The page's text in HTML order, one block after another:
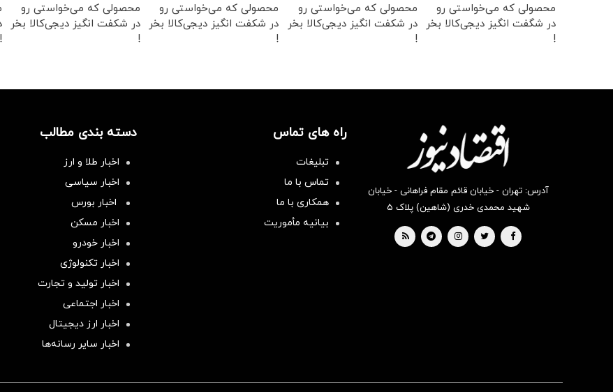
محصولی که می‌خواستی رو
در شگفت انگیز دیجی‌کالا بخر
!
محصولی که می‌خواستی رو
در شکفت انگیز دیجی‌کالا بخر
!
محصولی که می‌خواستی رو
در شکفت انگیز دیجی‌کالا بخر
!
محصولی که می‌خواستی رو
در شکفت انگیز دیجی‌کالا بخر
!
!
آدرس: تهران - خیابان قائم مقام فراهانی - خیابان
شهید محمدی خدری (شاهین) پلاک ۵
راه های تماس
تبلیغات
تماس با ما
همکاری با ما
بیانیه مأموریت
دسته بندی مطالب
اخبار طلا و ارز
اخبار سیاسی
اخبار بورس
اخبار مسکن
اخبار خودرو
اخبار تکنولوژی
اخبار تولید و تجارت
اخبار اجتماعی
اخبار ارز دیجیتال
اخبار سایر رسانه‌‌ها